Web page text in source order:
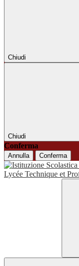
Chiudi
Chiudi
Conferma
Annulla Conferma